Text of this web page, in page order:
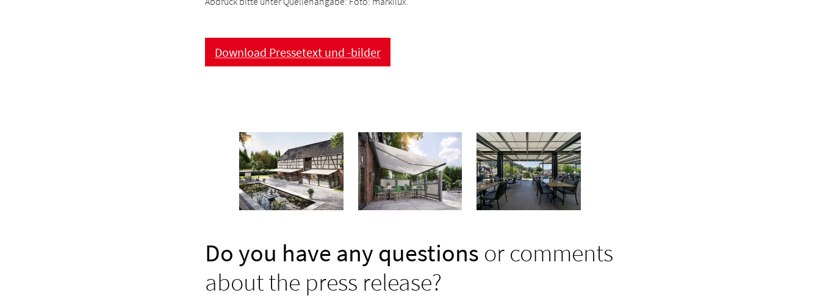
Download Pressetext und -bilder
Do you have any questions or comments
about the press release?